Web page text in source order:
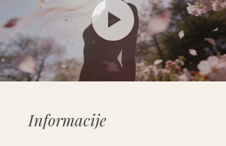
Informacije